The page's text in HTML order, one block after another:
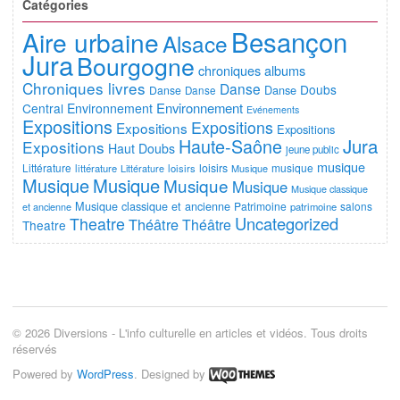
Catégories
Aire urbaineAlsace Besançon
JuraBourgogne chroniques albums
Chroniques livres Danse Danse Danse Danse Doubs
Central Environnement Environnement Evénements
Expositions Expositions Expositions Expositions
Expositions Haut Doubs Haute-Saône jeune public Jura
Littérature littérature Littérature loisirs loisirs Musique musique musique
MusiqueMusiqueMusique Musique Musique classique
et ancienne Musique classique et ancienne Patrimoine patrimoine salons
Theatre Theatre ThéâtreThéâtre Uncategorized
© 2026 Diversions - L'info culturelle en articles et vidéos. Tous droits
réservés
Powered by WordPress. Designed by